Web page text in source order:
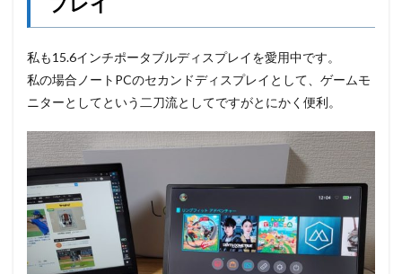
私も15.6インチポータブルディスプレイを愛用中です。
私の場合ノートPCのセカンドディスプレイとして、ゲームモ
ニターとしてという二刀流としてですがとにかく便利。